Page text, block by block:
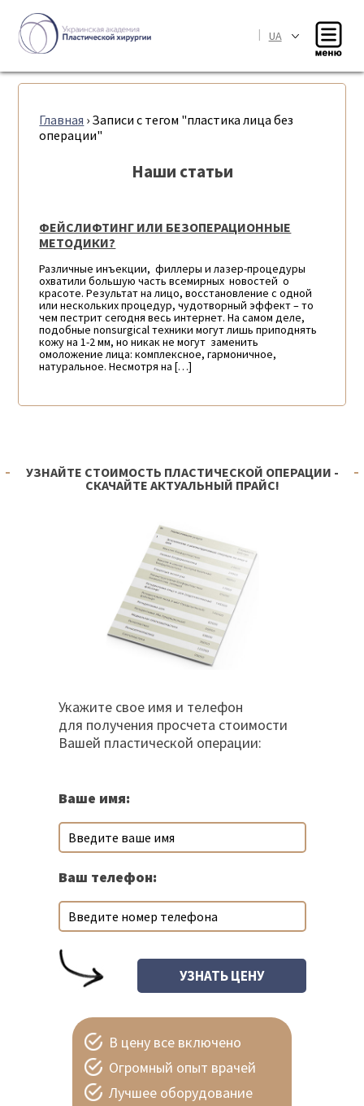
| UA
Главная › Записи с тегом "пластика лица без
операции"
Наши статьи
ФЕЙСЛИФТИНГ ИЛИ БЕЗОПЕРАЦИОННЫЕ
МЕТОДИКИ?
Различные инъекции, филлеры и лазер-процедуры
охватили большую часть всемирных новостей о
красоте. Результат на лицо, восстановление с одной
или нескольких процедур, чудотворный эффект – то
чем пестрит сегодня весь интернет. На самом деле,
подобные nonsurgical техники могут лишь приподнять
кожу на 1-2 мм, но никак не могут заменить
омоложение лица: комплексное, гармоничное,
натуральное. Несмотря на […]
УЗНАЙТЕ СТОИМОСТЬ ПЛАСТИЧЕСКОЙ ОПЕРАЦИИ -
СКАЧАЙТЕ АКТУАЛЬНЫЙ ПРАЙС!
Укажите свое имя и телефон
для получения просчета стоимости
Вашей пластической операции:
Ваше имя:
Ваш телефон:
В цену все включено
Огромный опыт врачей
Лучшее оборудование